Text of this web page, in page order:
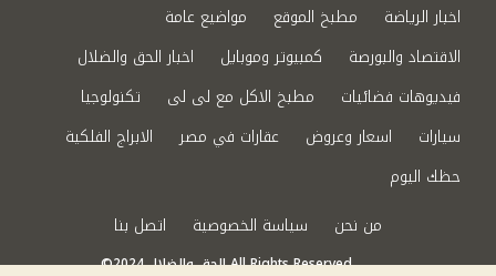
اخبار الرياضة
مطبخ الموقع
مواضيع عامة
الاقتصاد والبورصة
كمبيوتر وموبايل
اخبار الحق والضلال
فيديوهات فضائيات
مطبخ الاكل مع لى لى
تكنولوجيا
سيارات
اسعار وعروض عقارات في مصر
الابراج الفلكية
حظك اليوم
من نحن
سياسة الخصوصية اتصل بنا
©2024 الحق والضلال All Rights Reserved.